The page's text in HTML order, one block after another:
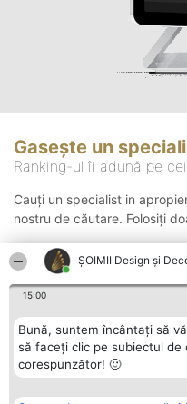
ȘOIMII Design și
15:00
Bună, suntem încântați să
să faceți clic pe subiectul de
corespunzător! 🙂
Gasește un
Ranking-ul îi adună pe
Cauți un specialist in
nostru de căutare. Folosiți